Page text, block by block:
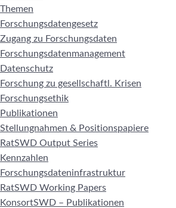
Themen
Forschungsdatengesetz
Zugang zu Forschungsdaten
Forschungsdatenmanagement
Datenschutz
Forschung zu gesellschaftl. Krisen
Forschungsethik
Publikationen
Stellungnahmen & Positionspapiere
RatSWD Output Series
Kennzahlen
Forschungsdateninfrastruktur
RatSWD Working Papers
KonsortSWD – Publikationen